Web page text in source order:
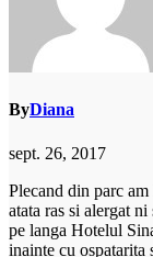
ByDiana
sept. 26, 2017
Plecand din parc am
atata ras si alergat
pe langa Hotelul
inainte cu ospatarita